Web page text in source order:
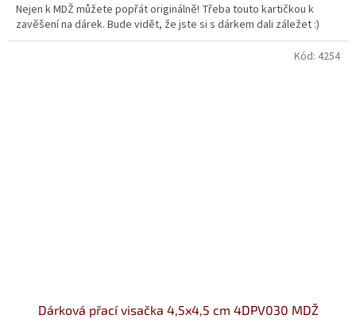
Nejen k MDŽ můžete popřát originálně! Třeba touto kartičkou k
zavěšení na dárek. Bude vidět, že jste si s dárkem dali záležet :)
Dárková přací visačka 4,5x4,5 cm 4DPV030 MDŽ
Kód: 4254